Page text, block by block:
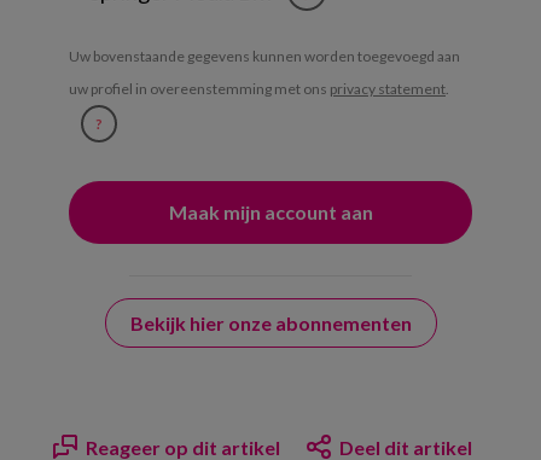
Uw bovenstaande gegevens kunnen worden toegevoegd aan
uw profiel in overeenstemming met ons privacy statement
?
Bekijk hier onze abonnementen
Reageer op dit artikel Deel dit artikel